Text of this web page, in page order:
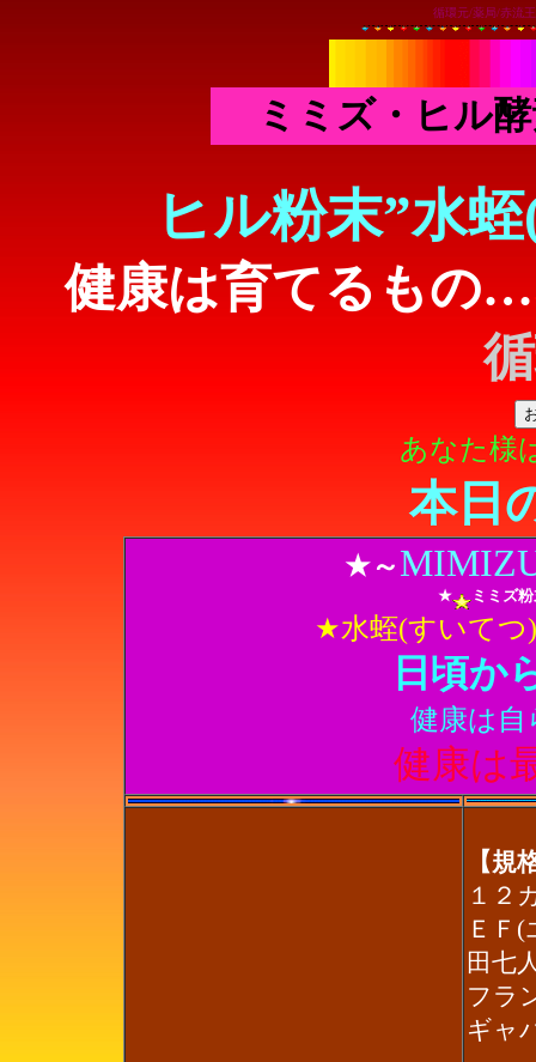
循環元/薬局/赤流
ミミズ・ヒル
ヒル粉末”水
健康は育てるもの…
あなた様
本日
★～
★ ミミズ
★水蛭(すいて
日頃か
健康は自
健康は
【規
１２
ＥＦ
田七
フラ
ギャ